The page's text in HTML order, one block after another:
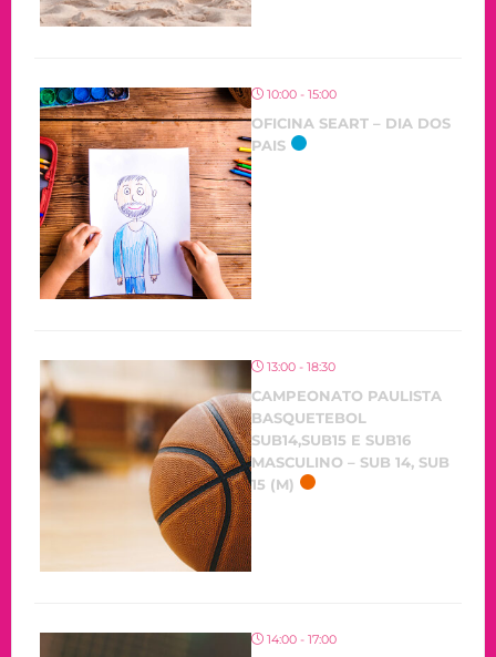
10:00 - 15:00
OFICINA SEART – DIA DOS
PAIS
13:00 - 18:30
CAMPEONATO PAULISTA
BASQUETEBOL
SUB14,SUB15 E SUB16
MASCULINO – SUB 14, SUB
15 (M)
14:00 - 17:00